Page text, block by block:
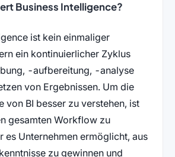
Business Intelligence?
ist kein einmaliger
ein kontinuierlicher Zyklus
-aufbereitung, -analyse
von Ergebnissen. Um die
von BI besser zu verstehen, ist
gesamten Workflow zu
es Unternehmen ermöglicht, aus
zu gewinnen und